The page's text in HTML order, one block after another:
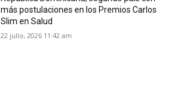
más postulaciones en los Premios Carlos
Slim en Salud
22 julio, 2026 11:42 am